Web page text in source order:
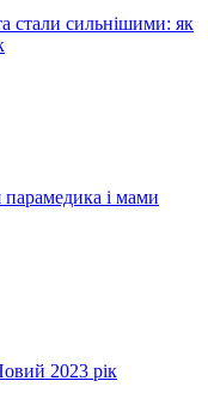
стали сильнішими: як
парамедика і мами
2023 рік